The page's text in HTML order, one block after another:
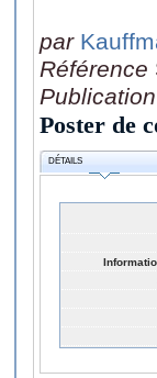
par
Référence
Publication
Poster de
DÉTAILS